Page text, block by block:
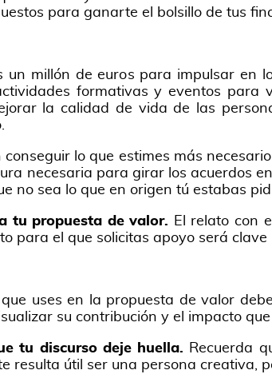
para ganarte el bolsillo de tus
un millón de euros para impulsar en
formativas y eventos para
la calidad de vida de las
conseguir lo que estimes más
necesaria para girar los acuerdos
no sea lo que en origen tú estabas
tu propuesta de valor.
El relato con
para el que solicitas apoyo será
que uses en la propuesta de valor
su contribución y el impacto
tu discurso deje huella.
Recuerda
resulta útil ser una persona creativa,